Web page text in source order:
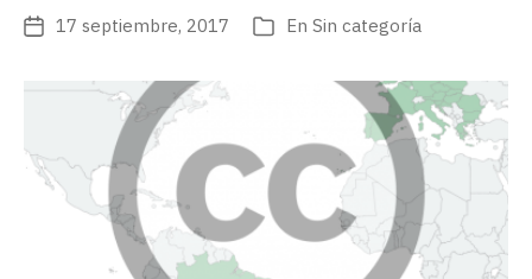
Fecha
publicación
17 septiembre, 2017 Categorías
En Sin categoría